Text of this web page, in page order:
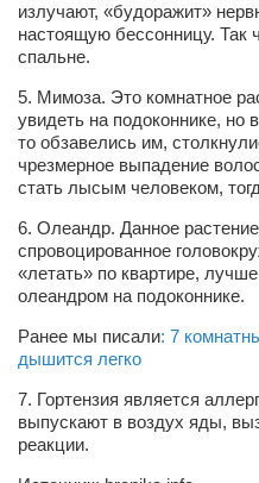
Кафе, клубы,
«ЧАЙ —
Магазины
«CYCLE
«Книголюб»
Багетный
Туризм
«Траверс» —
излучают, «будоражит»
настоящую бессонницу. Так
спальне.
5. Мимоза. Это комнатное
увидеть на подоконнике, но
то обзавелись им,
чрезмерное выпадение
стать лысым человеком,
6. Олеандр. Данное
спровоцированное
«летать» по квартире,
олеандром на подоконнике.
Ранее мы писали: 7
дышится легко
7. Гортензия является
выпускают в воздух яды,
реакции.